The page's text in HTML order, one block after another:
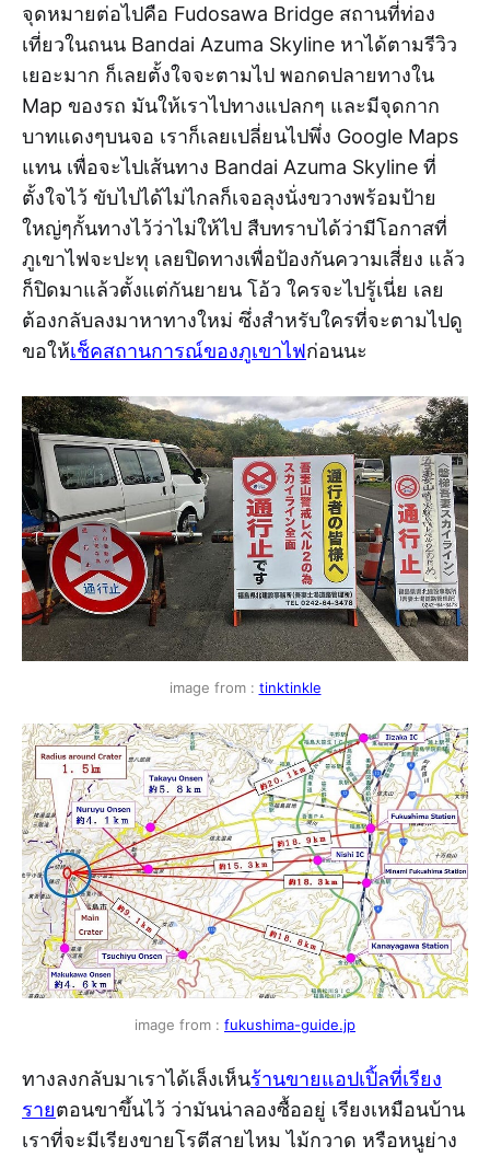
จุดหมายต่อไปคือ Fudosawa Bridge สถานที่ท่อง
เที่ยวในถนน Bandai Azuma Skyline หาได้ตามรีวิว
เยอะมาก ก็เลยตั้งใจจะตามไป พอกดปลายทางใน
Map ของรถ มันให้เราไปทางแปลกๆ และมีจุดกาก
บาทแดงๆบนจอ เราก็เลยเปลี่ยนไปพึ่ง Google Maps
แทน เพื่อจะไปเส้นทาง Bandai Azuma Skyline ที่
ตั้งใจไว้ ขับไปได้ไม่ไกลก็เจอลุงนั่งขวางพร้อมป้าย
ใหญ่ๆกั้นทางไว้ว่าไม่ให้ไป สืบทราบได้ว่ามีโอกาสที่
ภูเขาไฟจะปะทุ เลยปิดทางเพื่อป้องกันความเสี่ยง แล้ว
ก็ปิดมาแล้วตั้งแต่กันยายน โอ้ว ใครจะไปรู้เนี่ย เลย
ต้องกลับลงมาหาทางใหม่ ซึ่งสำหรับใครที่จะตามไปดู
ขอให้เช็คสถานการณ์ของภูเขาไฟก่อนนะ
image from : tinktinkle
image from : fukushima-guide.jp
ทางลงกลับมาเราได้เล็งเห็นร้านขายแอปเปิ้ลที่เรียง
รายตอนขาขึ้นไว้ ว่ามันน่าลองซื้ออยู่ เรียงเหมือนบ้าน
เราที่จะมีเรียงขายโรตีสายไหม ไม้กวาด หรือหนูย่าง